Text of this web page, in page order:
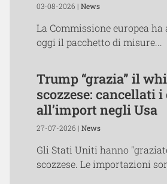
03-08-2026 | News
La Commissione europea ha
oggi il pacchetto di misure...
Trump “grazia” il
scozzese: cancellati i
all’import negli Usa
27-07-2026 | News
Gli Stati Uniti hanno
scozzese. Le importazioni